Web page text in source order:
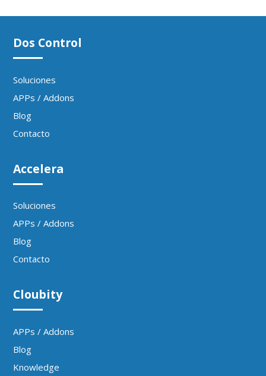
Dos Control
Soluciones
APPs / Addons
Blog
Contacto
Accelera
Soluciones
APPs / Addons
Blog
Contacto
Cloubity
APPs / Addons
Blog
Knowledge